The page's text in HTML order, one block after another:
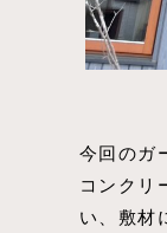
今回のガ
コンクリ
い、敷材